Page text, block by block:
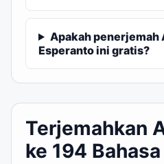
Apakah penerjemah
Esperanto ini gratis?
Terjemahkan
ke 194 Bahasa